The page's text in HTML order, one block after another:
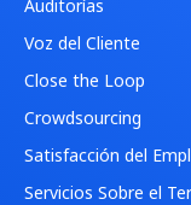
Auditorías
Voz del Cliente
Close the Loop
Crowdsourcing
Satisfacción del
Servicios Sobre el